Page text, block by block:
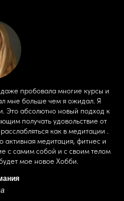
даже пробовала многие курсы и
мне больше чем я ожидал. Я
Это абсолютно новый подход к
получать удовольствие от
как в медитации .
медитация, фитнес и
с самим собой и с своим телом
мое новое Хобби.